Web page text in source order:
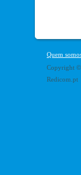
Quem
Copyright ©
Redicom.pt